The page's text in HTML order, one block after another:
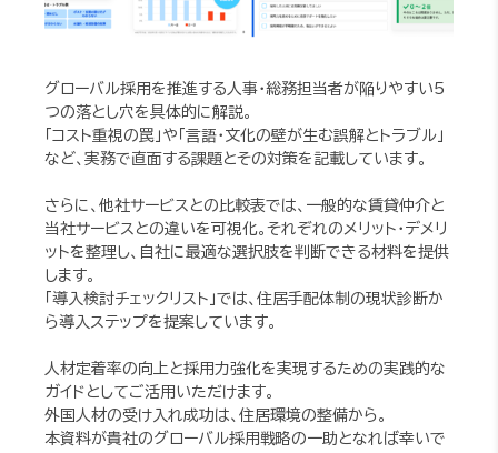
グローバル採用を推進する人事・総務担当者が陥りやすい5
つの落とし穴を具体的に解説。
「コスト重視の罠」や「言語・文化の壁が生む誤解とトラブル」
など、実務で直面する課題とその対策を記載しています。
さらに、他社サービスとの比較表では、一般的な賃貸仲介と
当社サービスとの違いを可視化。それぞれのメリット・デメリ
ットを整理し、自社に最適な選択肢を判断できる材料を提供
します。
「導入検討チェックリスト」では、住居手配体制の現状診断か
ら導入ステップを提案しています。
人材定着率の向上と採用力強化を実現するための実践的な
ガイドとしてご活用いただけます。
外国人材の受け入れ成功は、住居環境の整備から。
本資料が貴社のグローバル採用戦略の一助となれば幸いで